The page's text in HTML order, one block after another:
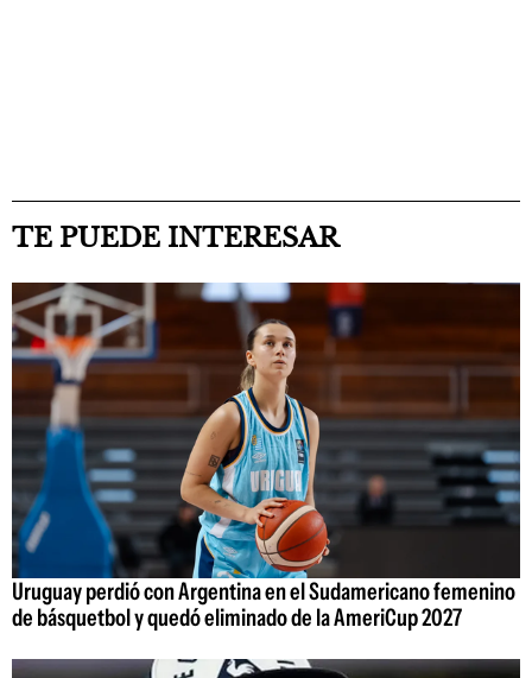
TE PUEDE INTERESAR
Uruguay perdió con Argentina en el Sudamericano femenino
de básquetbol y quedó eliminado de la AmeriCup 2027